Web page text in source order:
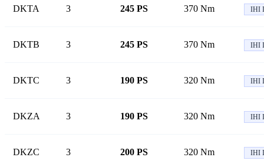
DKTA 3 245 PS 370 Nm IHI
DKTB 3 245 PS 370 Nm IHI
DKTC 3 190 PS 320 Nm IHI
DKZA 3 190 PS 320 Nm IHI
DKZC 3 200 PS 320 Nm IHI